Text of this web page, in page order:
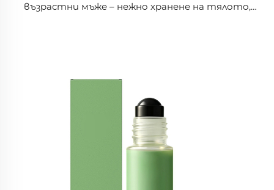
възрастни мъже – нежно хранене на тялото,